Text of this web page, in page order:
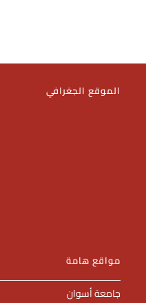
الموقع الجغرافي
مواقع هامة
جامعة أسوان